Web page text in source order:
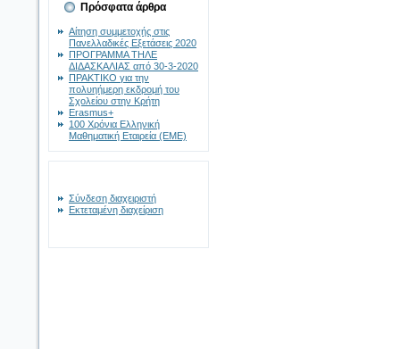
Πρόσφατα άρθρα
Αίτηση συμμετοχής στις
Πανελλαδικές Εξετάσεις 2020
ΠΡΟΓΡΑΜΜΑ ΤΗΛΕ
ΔΙΔΑΣΚΑΛΙΑΣ από 30-3-2020
ΠΡΑΚΤΙΚΟ για την
πολυηήμερη εκδρομή του
Σχολείου στην Κρήτη
Erasmus+
100 Χρόνια Ελληνική
Μαθηματική Εταιρεία (ΕΜΕ)
Σύνδεση διαχειριστή
Εκτεταμένη διαχείριση